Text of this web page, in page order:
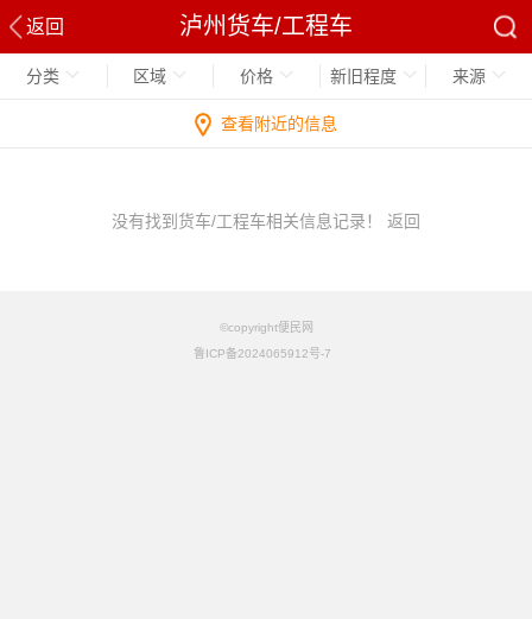
返回 泸州货车/工程车
分类 区域 价格 新旧程度 来源
查看附近的信息
没有找到货车/工程车相关信息记录！ 返回
©copyright便民网
鲁ICP备2024065912号-7